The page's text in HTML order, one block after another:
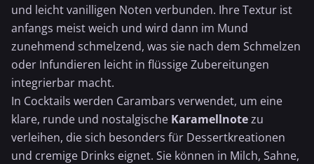
und leicht vanilligen Noten verbunden. Ihre Textur ist
anfangs meist weich und wird dann im Mund
zunehmend schmelzend, was sie nach dem Schmelzen
oder Infundieren leicht in flüssige Zubereitungen
integrierbar macht.
In Cocktails werden Carambars verwendet, um eine
klare, runde und nostalgische Karamellnotezu
verleihen, die sich besonders für Dessertkreationen
und cremige Drinks eignet. Sie können in Milch, Sahne,